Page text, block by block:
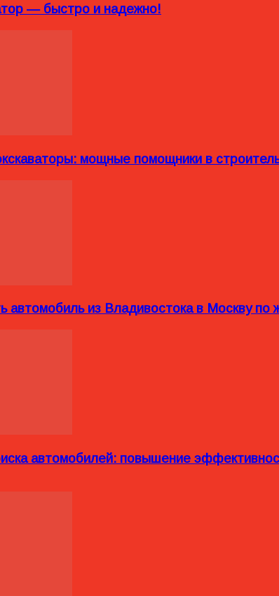
— быстро и надежно!
мощные помощники в
автомобиль из Владивостока в Москву по
автомобилей: повышение